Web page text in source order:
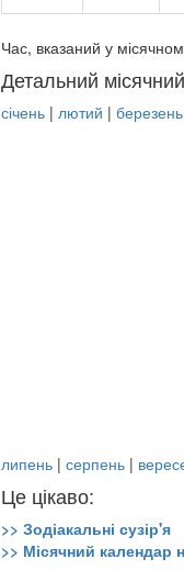
Час, вказаний у
Детальний
січень| лютий | березень
липень| серпень|
Це цікаво:
>> Зодіакальні сузір'я
>> Місячний календар